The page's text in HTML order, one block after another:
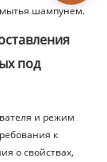
шампунем.
под
и режим
к
о свойствах,